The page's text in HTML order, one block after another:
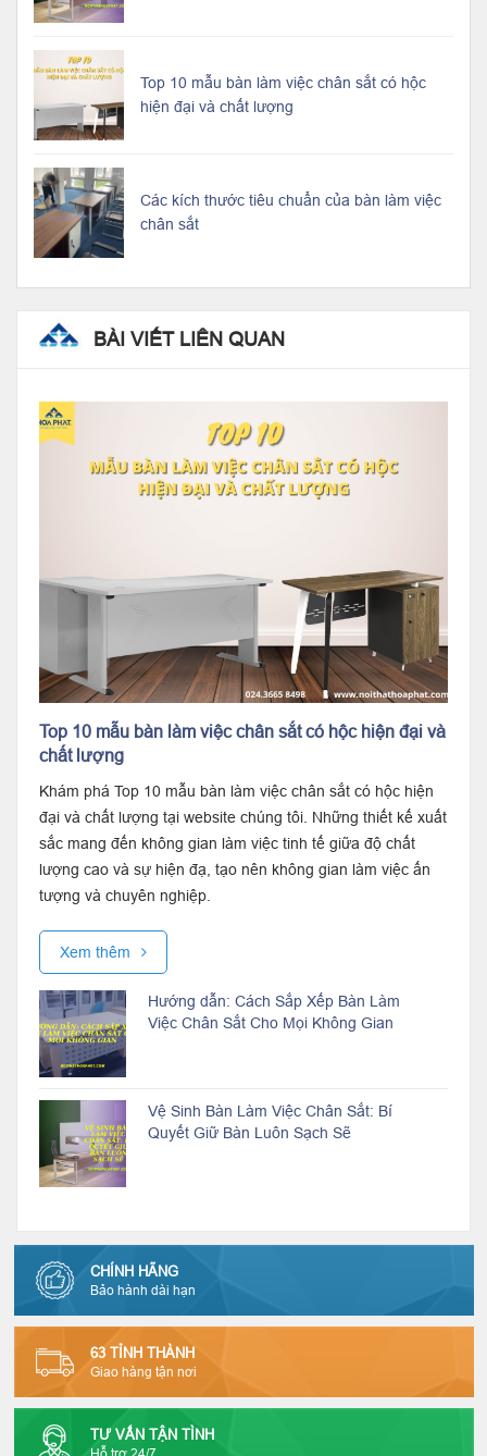
Top 10 mẫu bàn làm việc chân sắt có hộc
hiện đại và chất lượng
Các kích thước tiêu chuẩn của bàn làm việc
chân sắt
BÀI VIẾT LIÊN QUAN
Top 10 mẫu bàn làm việc chân sắt có hộc hiện đại và
chất lượng
Khám phá Top 10 mẫu bàn làm việc chân sắt có hộc hiện
đại và chất lượng tại website chúng tôi. Những thiết kế xuất
sắc mang đến không gian làm việc tinh tế giữa độ chất
lượng cao và sự hiện đạ, tạo nên không gian làm việc ấn
tượng và chuyên nghiệp.
Xem thêm
Hướng dẫn: Cách Sắp Xếp Bàn Làm
Việc Chân Sắt Cho Mọi Không Gian
Vệ Sinh Bàn Làm Việc Chân Sắt: Bí
Quyết Giữ Bàn Luôn Sạch Sẽ
CHÍNH HÃNG
Bảo hành dài hạn
63 TỈNH THÀNH
Giao hàng tận nơi
TƯ VẤN TẬN TÌNH